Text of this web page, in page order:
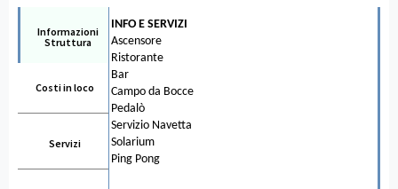
Informazioni
Struttura
Costi in loco
Servizi
INFO E SERVIZI
Ascensore
Ristorante
Bar
Campo da Bocce
Pedalò
Servizio Navetta
Solarium
Ping Pong